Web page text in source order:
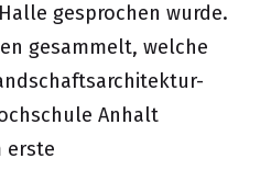
gesprochen wurde.
gesammelt, welche
Anhalt
erste